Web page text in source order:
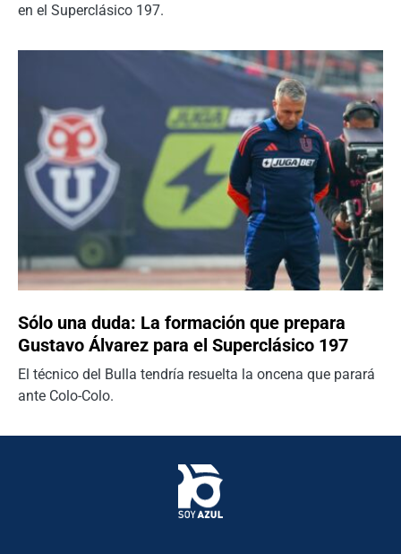
en el Superclásico 197.
Sólo una duda: La formación que prepara
Gustavo Álvarez para el Superclásico 197
El técnico del Bulla tendría resuelta la oncena que parará
ante Colo-Colo.